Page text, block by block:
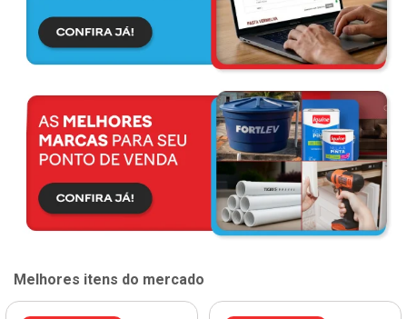
Melhores itens do mercado